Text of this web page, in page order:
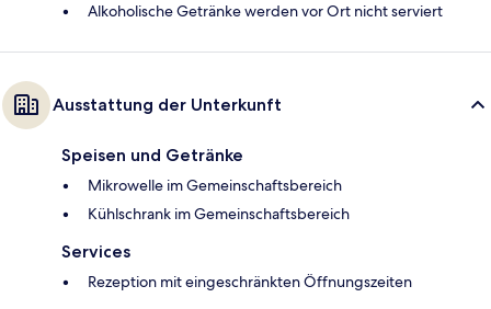
Alkoholische Getränke werden vor Ort nicht serviert
Ausstattung der Unterkunft
Speisen und Getränke
Mikrowelle im Gemeinschaftsbereich
Kühlschrank im Gemeinschaftsbereich
Services
Rezeption mit eingeschränkten Öffnungszeiten